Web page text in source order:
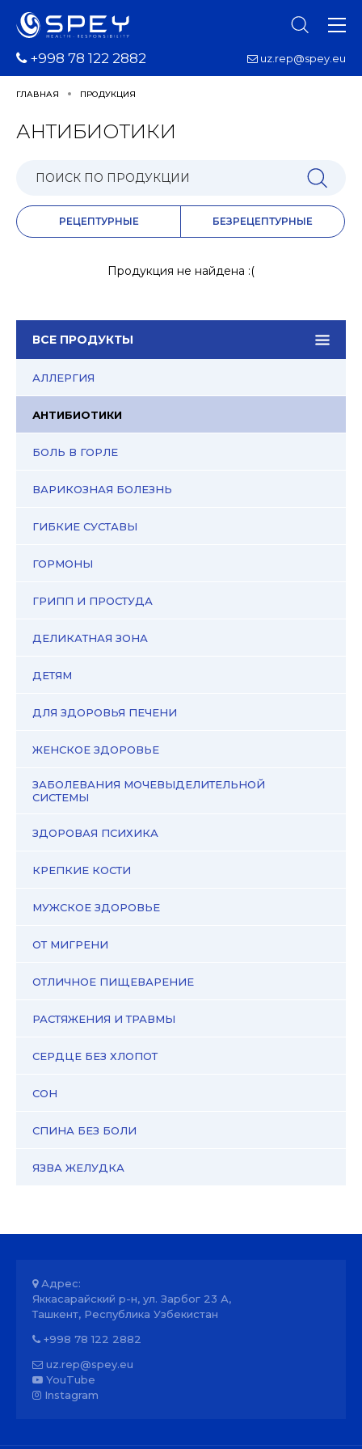
+998 78 122 2882 uz.rep@spey.eu
ГЛАВНАЯ ПРОДУКЦИЯ
АНТИБИОТИКИ
РЕЦЕПТУРНЫЕ БЕЗРЕЦЕПТУРНЫЕ
ВСЕ ПРОДУКТЫ
АЛЛЕРГИЯ
АНТИБИОТИКИ
БОЛЬ В ГОРЛЕ
ВАРИКОЗНАЯ БОЛЕЗНЬ
ГИБКИЕ СУСТАВЫ
ГОРМОНЫ
ГРИПП И ПРОСТУДА
ДЕЛИКАТНАЯ ЗОНА
ДЕТЯМ
ДЛЯ ЗДОРОВЬЯ ПЕЧЕНИ
ЖЕНСКОЕ ЗДОРОВЬЕ
ЗАБОЛЕВАНИЯ МОЧЕВЫДЕЛИТЕЛЬНОЙ
СИСТЕМЫ
ЗДОРОВАЯ ПСИХИКА
КРЕПКИЕ КОСТИ
МУЖСКОЕ ЗДОРОВЬЕ
ОТ МИГРЕНИ
ОТЛИЧНОЕ ПИЩЕВАРЕНИЕ
РАСТЯЖЕНИЯ И ТРАВМЫ
СЕРДЦЕ БЕЗ ХЛОПОТ
СОН
СПИНА БЕЗ БОЛИ
ЯЗВА ЖЕЛУДКА
Продукция не найдена :(
Адрес:
Яккасарайский р-н, ул. Зарбог 23 А,
Ташкент, Республика Узбекистан
+998 78 122 2882
uz.rep@spey.eu
YouTube
Instagram